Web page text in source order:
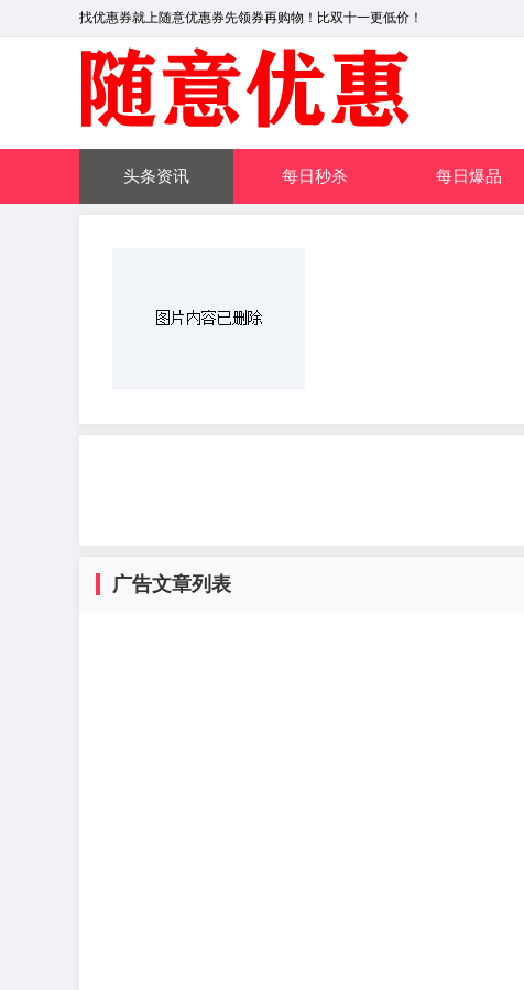
找优惠券就上随意优惠券先领券再购物！比双十一更低价！
头条资讯 每日秒杀 每日爆品
广告文章列表